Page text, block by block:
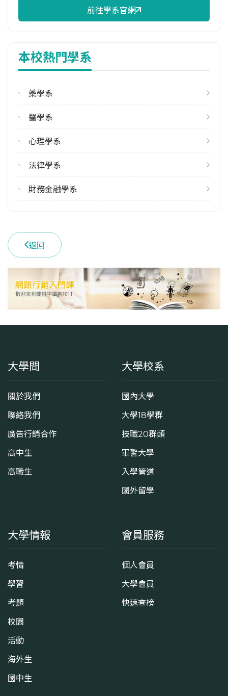
113學年度上學期
113學年度下學期
6
修輔系人數
17
113學年度下學期
113學年度上學期
13
學系電話
(02)33664824
學系地址
臺北市中正區羅斯福路四段1號
前往學系官網
本校熱門學系
藥學系
醫學系
心理學系
法律學系
財務金融學系
返回
大學問
關於我們
聯絡我們
廣告行銷合作
高中生
高職生
大學校系
國內大學
大學18學群
技職20群類
軍警大學
入學管道
國外留學
大學情報
考情
學習
考題
校園
活動
海外生
國中生
會員服務
個人會員
大學會員
快速查榜